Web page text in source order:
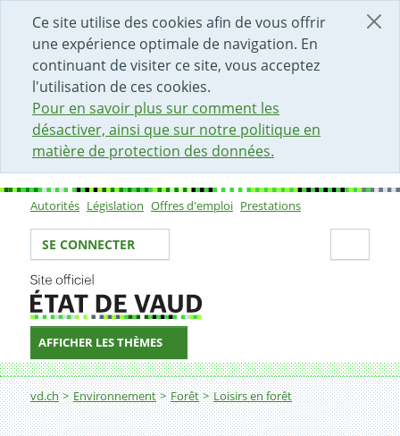
Ce site utilise des cookies afin de vous offrir
une expérience optimale de navigation. En
continuant de visiter ce site, vous acceptez
l'utilisation de ces cookies.
Pour en savoir plus sur comment les
désactiver, ainsi que sur notre politique en
matière de protection des données.
DÉBUT DU CONTENU DE LA PAGE
ACCÈS AU CHAMP DE RECHERCHE
PAGE D'ACCUEIL
FORMULAIRE DE CONTACT
Sous-navigation
Autorités Législation Offres d'emploi Prestations
Votre identité
SE CONNECTER
AFFICHER LES THÈMES
Fil d'Ariane
vd.ch Environnement Forêt Loisirs en forêt
Loisirs